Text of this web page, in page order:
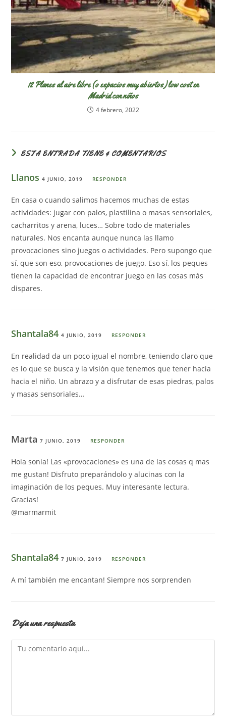
12 Planes al aire libre (o espacios muy abiertos) low cost en
Madrid con niños
4 febrero, 2022
ESTA ENTRADA TIENE 4 COMENTARIOS
Llanos 4 JUNIO, 2019 RESPONDER
En casa o cuando salimos hacemos muchas de estas
actividades: jugar con palos, plastilina o masas sensoriales,
cacharritos y arena, luces… Sobre todo de materiales
naturales. Nos encanta aunque nunca las llamo
provocaciones sino juegos o actividades. Pero supongo que
sí, que son eso, provocaciones de juego. Eso sí, los peques
tienen la capacidad de encontrar juego en las cosas más
dispares.
Shantala84 4 JUNIO, 2019 RESPONDER
En realidad da un poco igual el nombre, teniendo claro que
es lo que se busca y la visión que tenemos que tener hacia
hacia el niño. Un abrazo y a disfrutar de esas piedras, palos
y masas sensoriales…
Marta7 JUNIO, 2019 RESPONDER
Hola sonia! Las «provocaciones» es una de las cosas q mas
me gustan! Disfruto preparándolo y alucinas con la
imaginación de los peques. Muy interesante lectura.
Gracias!
@marmarmit
Shantala84 7 JUNIO, 2019 RESPONDER
A mí también me encantan! Siempre nos sorprenden
Deja una respuesta
Comentario